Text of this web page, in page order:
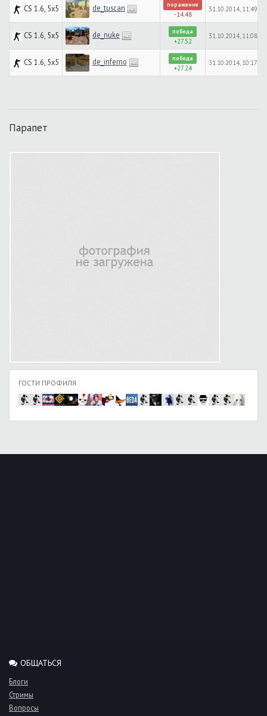
CS 1.6, 5x5 de_tuscan поражение
-14.48
31.10.2014, 11:49
CS 1.6, 5x5 de_nuke победа
+27.52
31.10.2014, 11:08
CS 1.6, 5x5 de_inferno победа
+27.24
31.10.2014, 10:17
Парапет
ГОСТИ ПРОФИЛЯ
ОБЩАТЬСЯ
Блоги
Стримы
Вопросы